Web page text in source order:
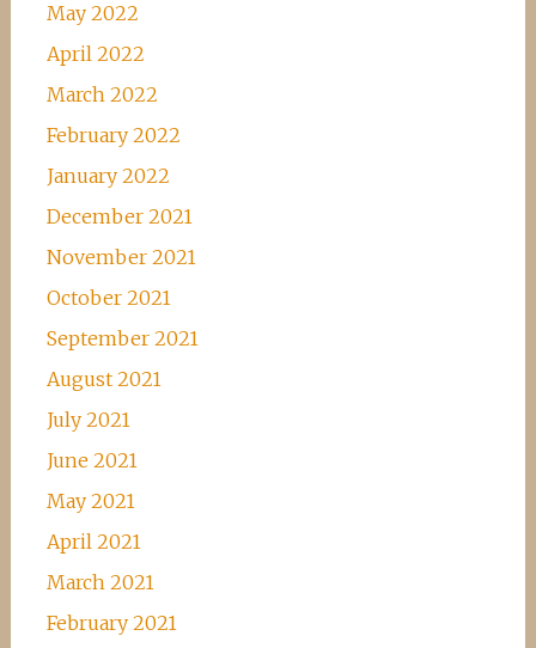
May 2022
April 2022
March 2022
February 2022
January 2022
December 2021
November 2021
October 2021
September 2021
August 2021
July 2021
June 2021
May 2021
April 2021
March 2021
February 2021